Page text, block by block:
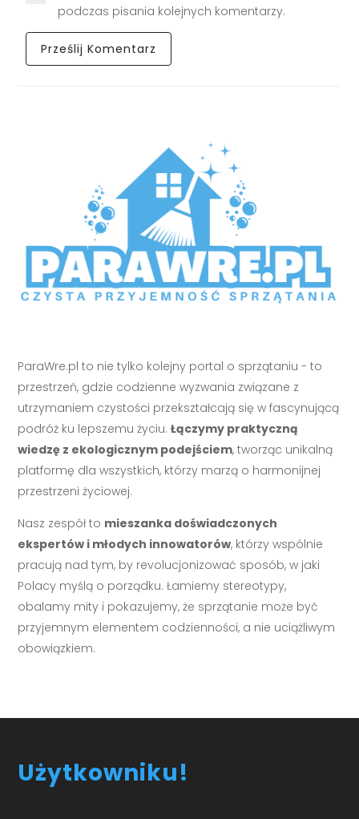
podczas pisania kolejnych komentarzy.
ParaWre.pl to nie tylko kolejny portal o sprzątaniu - to
przestrzeń, gdzie codzienne wyzwania związane z
utrzymaniem czystości przekształcają się w fascynującą
podróż ku lepszemu życiu.Łączymy praktyczną
wiedzę z ekologicznym podejściem, tworząc unikalną
platformę dla wszystkich, którzy marzą o harmonijnej
przestrzeni życiowej.
Nasz zespół to mieszanka doświadczonych
ekspertów i młodych innowatorów, którzy wspólnie
pracują nad tym, by revolucjonizować sposób, w jaki
Polacy myślą o porządku. Łamiemy stereotypy,
obalamy mity i pokazujemy, że sprzątanie może być
przyjemnym elementem codzienności, a nie uciążliwym
obowiązkiem.
Użytkowniku!